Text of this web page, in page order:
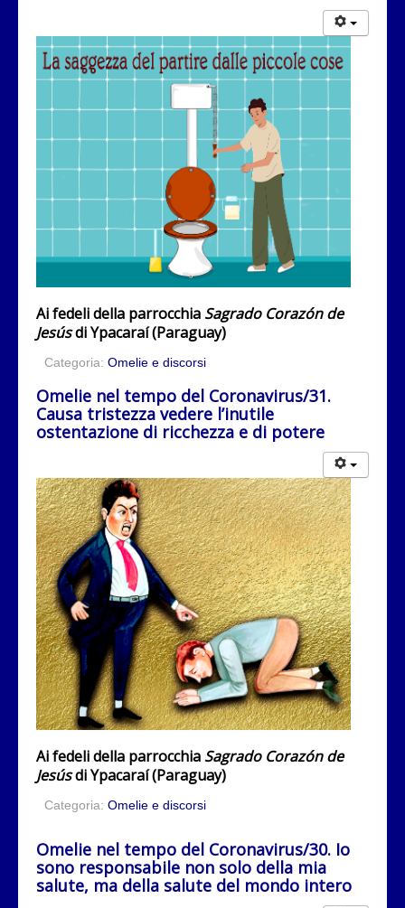
Ai fedeli della parrocchia Sagrado Corazón de
Jesúsdi Ypacaraí (Paraguay)
Categoria: Omelie e discorsi
Omelie nel tempo del Coronavirus/31.
Causa tristezza vedere l’inutile
ostentazione di ricchezza e di potere
Ai fedeli della parrocchia Sagrado Corazón de
Jesúsdi Ypacaraí (Paraguay)
Categoria: Omelie e discorsi
Omelie nel tempo del Coronavirus/30. Io
sono responsabile non solo della mia
salute, ma della salute del mondo intero